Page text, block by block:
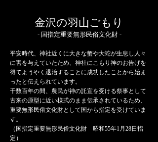
​金沢の羽山ごもり
​- 国指定重要無形民俗文化財 -
平安時代、神社近くに大きな蟹や大蛇が生息し人々
に害を与えていたため、神社にこもり神のお告げを
得てようやく退治することに成功したことから始ま
ったと伝えられています。
千数百年の間、農民が神の託宣を受ける祭事として
古来の原型に近い様式のまま伝承されているため、
重要無形民俗文化財として国から指定を受けていま
す。
（国指定重要無形民俗文化財 昭和55年1月28日指
定）